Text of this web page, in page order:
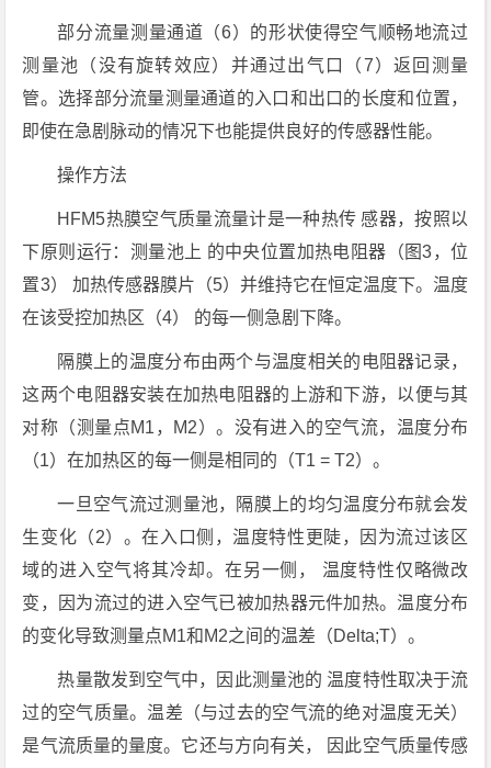
部分流量测量通道（6）的形状使得空气顺畅地流过
测量池（没有旋转效应）并通过出气口（7）返回测量
管。选择部分流量测量通道的入口和出口的长度和位置，
即使在急剧脉动的情况下也能提供良好的传感器性能。
操作方法
HFM5热膜空气质量流量计是一种热传 感器，按照以
下原则运行：测量池上 的中央位置加热电阻器（图3，位
置3） 加热传感器膜片（5）并维持它在恒定温度下。温度
在该受控加热区（4） 的每一侧急剧下降。
隔膜上的温度分布由两个与温度相关的电阻器记录，
这两个电阻器安装在加热电阻器的上游和下游，以便与其
对称（测量点M1，M2）。没有进入的空气流，温度分布
（1）在加热区的每一侧是相同的（T1 = T2）。
一旦空气流过测量池，隔膜上的均匀温度分布就会发
生变化（2）。在入口侧，温度特性更陡，因为流过该区
域的进入空气将其冷却。在另一侧， 温度特性仅略微改
变，因为流过的进入空气已被加热器元件加热。温度分布
的变化导致测量点M1和M2之间的温差（Delta;T）。
热量散发到空气中，因此测量池的 温度特性取决于流
过的空气质量。温差（与过去的空气流的绝对温度无关）
是气流质量的量度。它还与方向有关， 因此空气质量传感